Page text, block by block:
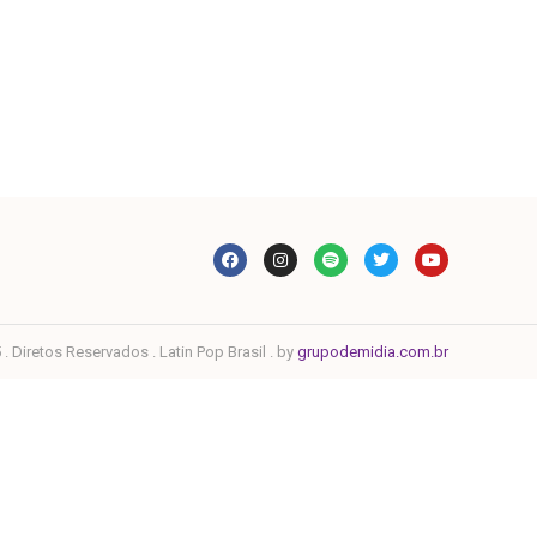
. Diretos Reservados . Latin Pop Brasil . by grupodemidia.com.br